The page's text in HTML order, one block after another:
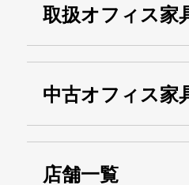
取扱オフィス家
中古オフィス家
店舗一覧